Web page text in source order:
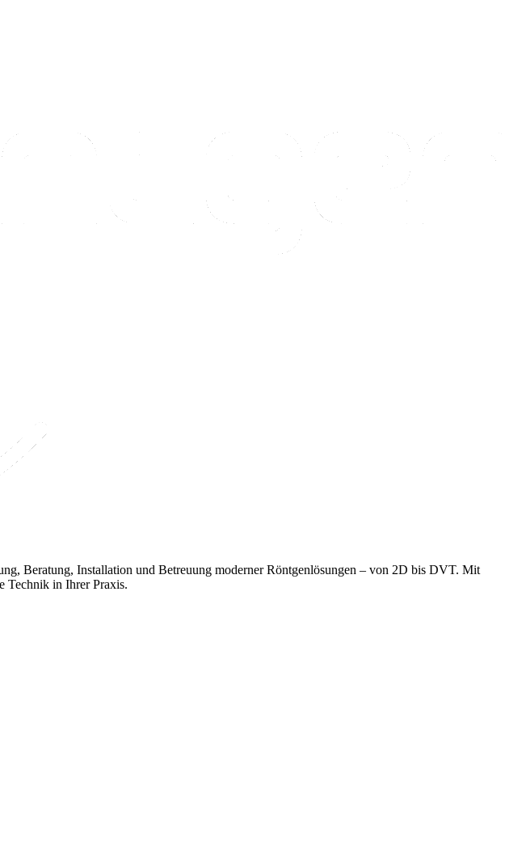
Beratung, Installation und Betreuung moderner Röntgenlösungen – von 2D bis DVT. Mit
Technik in Ihrer Praxis.